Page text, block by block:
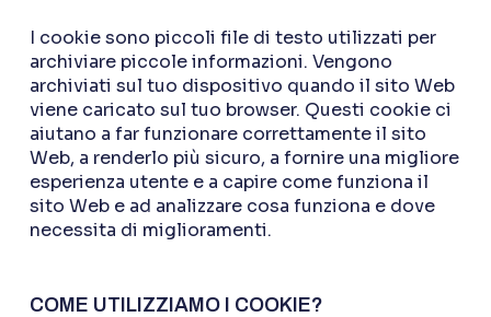
I cookie sono piccoli file di testo utilizzati per
archiviare piccole informazioni. Vengono
archiviati sul tuo dispositivo quando il sito Web
viene caricato sul tuo browser. Questi cookie ci
aiutano a far funzionare correttamente il sito
Web, a renderlo più sicuro, a fornire una migliore
esperienza utente e a capire come funziona il
sito Web e ad analizzare cosa funziona e dove
necessita di miglioramenti.
COME UTILIZZIAMO I COOKIE?